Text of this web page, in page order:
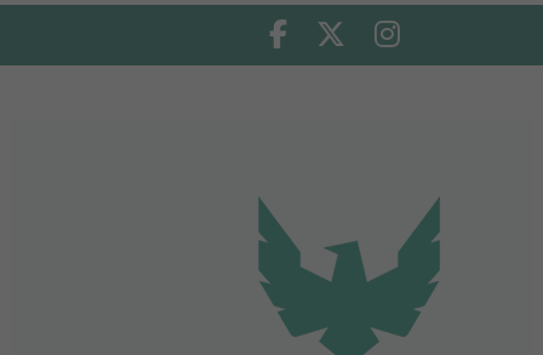
Facebook Twitter Instagram